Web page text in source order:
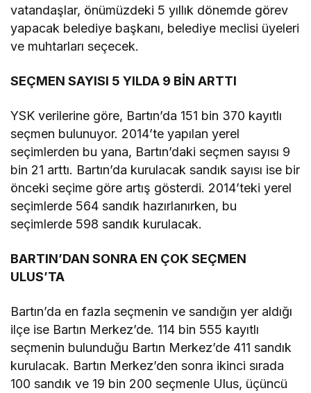
vatandaşlar, önümüzdeki 5 yıllık dönemde görev
yapacak belediye başkanı, belediye meclisi üyeleri
ve muhtarları seçecek.
SEÇMEN SAYISI 5 YILDA 9 BİN ARTTI
YSK verilerine göre, Bartın’da 151 bin 370 kayıtlı
seçmen bulunuyor. 2014’te yapılan yerel
seçimlerden bu yana, Bartın’daki seçmen sayısı 9
bin 21 arttı. Bartın’da kurulacak sandık sayısı ise bir
önceki seçime göre artış gösterdi. 2014’teki yerel
seçimlerde 564 sandık hazırlanırken, bu
seçimlerde 598 sandık kurulacak.
BARTIN’DAN SONRA EN ÇOK SEÇMEN
ULUS’TA
Bartın’da en fazla seçmenin ve sandığın yer aldığı
ilçe ise Bartın Merkez’de. 114 bin 555 kayıtlı
seçmenin bulunduğu Bartın Merkez’de 411 sandık
kurulacak. Bartın Merkez’den sonra ikinci sırada
100 sandık ve 19 bin 200 seçmenle Ulus, üçüncü